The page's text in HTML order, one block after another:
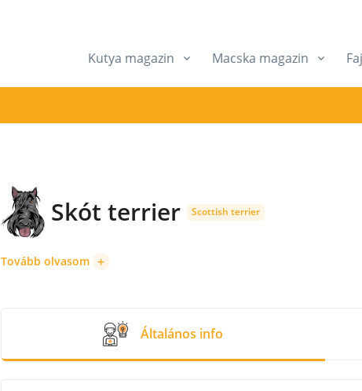
Kutya magazin Macska magazin
Skót terrier Scottish terrier
Tovább olvasom +
Általános info